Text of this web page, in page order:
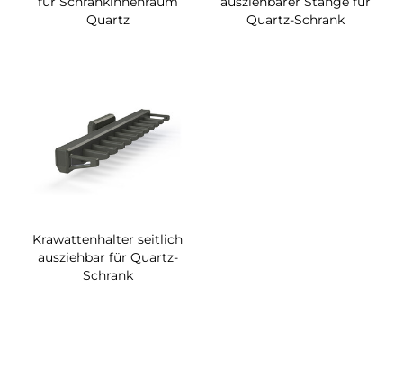
Quartz
Quartz-Schrank
Krawattenhalter seitlich
ausziehbar für Quartz-
Schrank